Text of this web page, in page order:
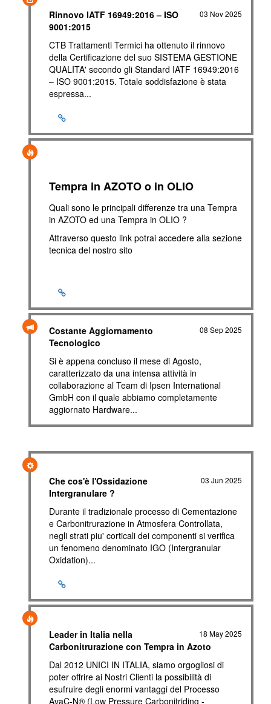
03 Nov 2025
Rinnovo IATF 16949:2016 – ISO
9001:2015
CTB Trattamenti Termici ha ottenuto il rinnovo
della Certificazione del suo SISTEMA GESTIONE
QUALITA' secondo gli Standard IATF 16949:2016
– ISO 9001:2015. Totale soddisfazione è stata
espressa...
Tempra in AZOTO o in OLIO
Quali sono le principali differenze tra una Tempra
in AZOTO ed una Tempra in OLIO ?
Attraverso questo link potrai accedere alla sezione
tecnica del nostro sito
08 Sep 2025
Costante Aggiornamento
Tecnologico
Si è appena concluso il mese di Agosto,
caratterizzato da una intensa attività in
collaborazione al Team di Ipsen International
GmbH con il quale abbiamo completamente
aggiornato Hardware...
03 Jun 2025
Che cos'è l'Ossidazione
Intergranulare ?
Durante il tradizionale processo di Cementazione
e Carbonitrurazione in Atmosfera Controllata,
negli strati piu' corticali dei componenti si verifica
un fenomeno denominato IGO (Intergranular
Oxidation)...
18 May 2025
Leader in Italia nella
Carbonitrurazione con Tempra in Azoto
Dal 2012 UNICI IN ITALIA, siamo orgogliosi di
poter offrire ai Nostri Clienti la possibilità di
esufruire degli enormi vantaggi del Processo
AvaC-N® (Low Pressure Carbonitriding -